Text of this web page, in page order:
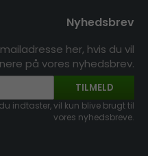
Nyhedsbrev
her, hvis du vil
på vores nyhedsbrev.
TILMELD
indtaster, vil kun blive brugt til
vores nyhedsbreve.